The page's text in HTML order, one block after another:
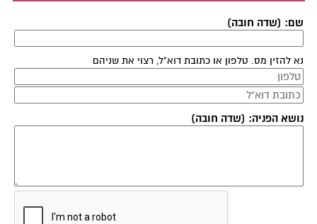
שם: (שדה חובה)
נא להזין מס. טלפון או כתובת דוא"ל, רצוי את שניהם
נושא הפניה: (שדה חובה)